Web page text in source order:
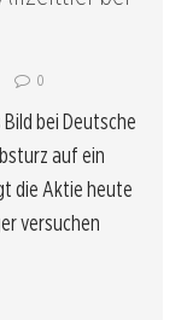
0
bei Deutsche
auf ein
die Aktie heute
versuchen